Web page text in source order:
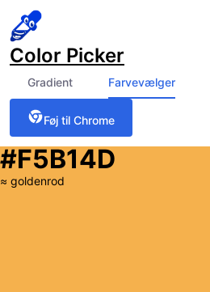
Color Picker
Gradient Farvevælger
Føj til Chrome
#F5B14D
≈ goldenrod